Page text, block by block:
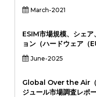
March-2021
ESIM市場規模、シェ
ョン（ハードウェア（
クリプション管理、リ
リケーション（スマー
ドユーザー（消費者、
OEM）、地域分析、
June-2025
Global Over the Air（
ジュール市場調査レ